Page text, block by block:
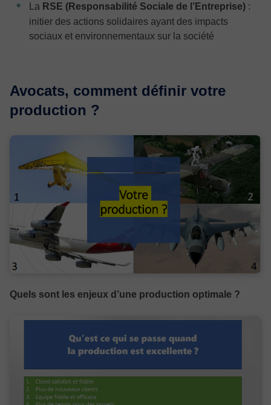
La RSE (Responsabilité Sociale de l’Entreprise) :
initier des actions solidaires ayant des impacts
sociaux et environnementaux sur la société
Avocats, comment définir votre
production ?
Quels sont les enjeux d’une production optimale ?